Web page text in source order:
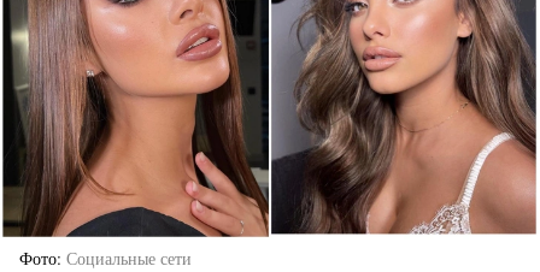
Фото Социальные сети